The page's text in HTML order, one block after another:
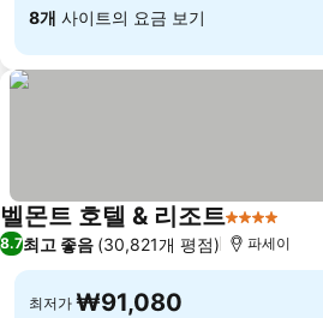
8개 사이트의 요금 보기
벨몬트 호텔 & 리조트4 성급
8.7최고 좋음 (30,821개 평점) 파세이
최저가 ₩91,080